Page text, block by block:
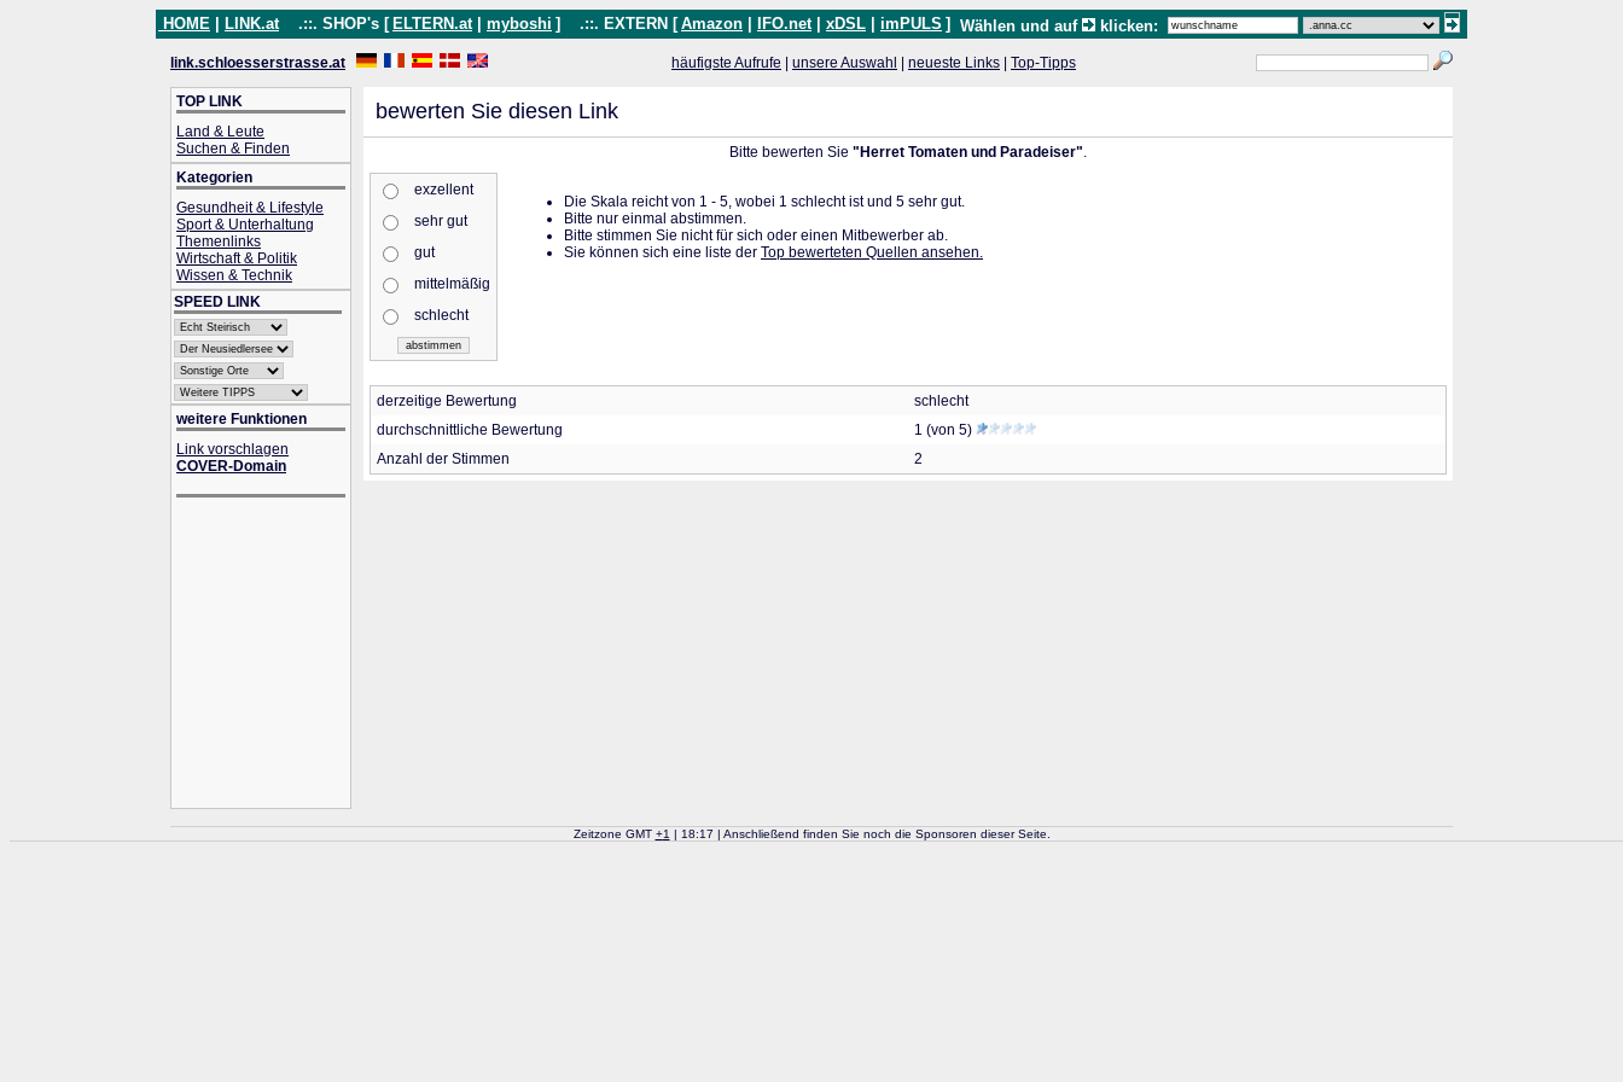
HOME LINK.at .::. SHOP's [ ELTERN.at myboshi ] .::. EXTERN [ Amazon IFO.net xDSL imPULS ] Wählen und auf klicken:
link.schloesserstrasse.at häufigste Aufrufe unsere Auswahl neueste Links Top-Tipps
TOP LINK
Land & Leute
Suchen & Finden
Kategorien
Gesundheit & Lifestyle
Sport & Unterhaltung
Themenlinks
Wirtschaft & Politik
Wissen & Technik
SPEED LINK
weitere Funktionen
Link vorschlagen
COVER-Domain
bewerten Sie diesen Link
Bitte bewerten Sie "Herret Tomaten und Paradeiser".
exzellent
sehr gut
gut
mittelmäßig
schlecht
Die Skala reicht von 1 - 5, wobei 1 schlecht ist und 5 sehr gut.
Bitte nur einmal abstimmen.
Bitte stimmen Sie nicht für sich oder einen Mitbewerber ab.
Sie können sich eine liste der Top bewerteten Quellen ansehen.
derzeitige Bewertung
schlecht
durchschnittliche Bewertung
1 (von 5)
Anzahl der Stimmen
2
Zeitzone GMT +1 | 18:17 | Anschließend finden Sie noch die Sponsoren dieser Seite.